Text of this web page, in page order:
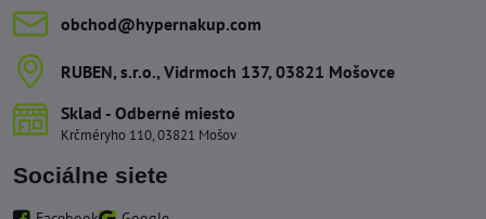
obchod​@hypernakup​.com
RUBEN, s​.r​.o​., Vidrmoch 137, 03821 Mošovce
Sklad - Odberné miesto
Krčméryho 110, 03821 Mošov
Sociálne siete